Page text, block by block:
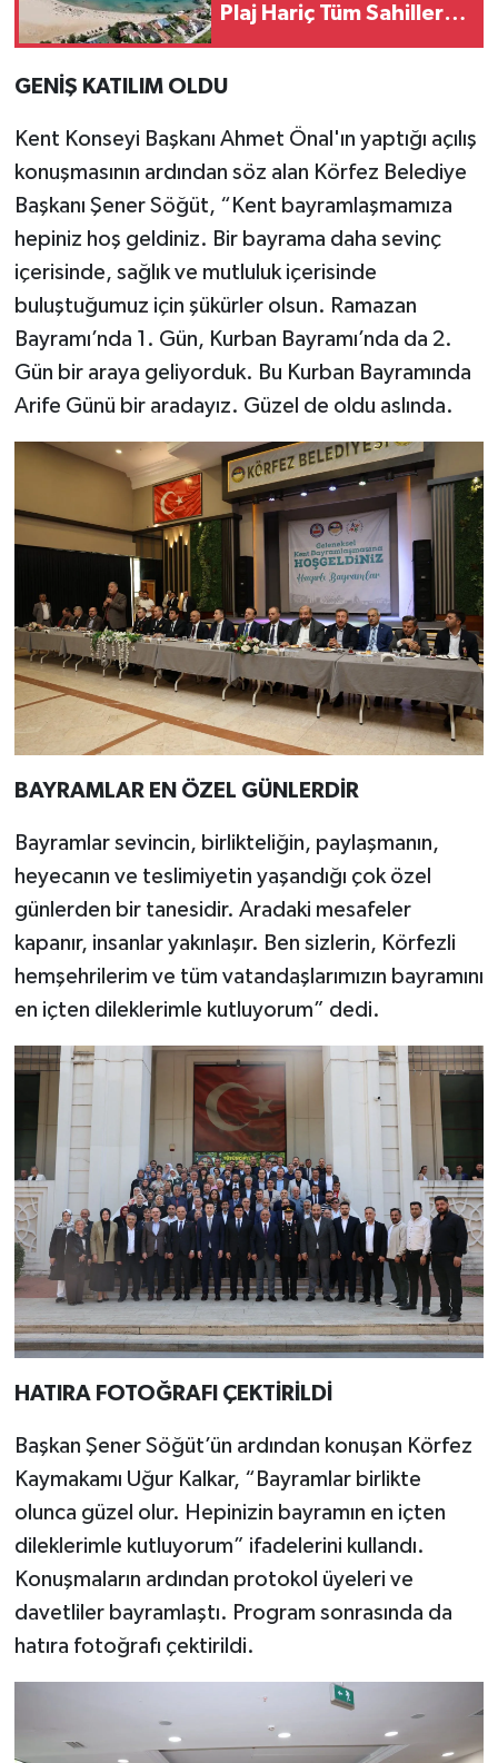
Plaj Hariç Tüm Sahiller
GENİŞ KATILIM OLDU
Kent Konseyi Başkanı Ahmet Önal'ın yaptığı açılış
konuşmasının ardından söz alan Körfez Belediye
Başkanı Şener Söğüt, “Kent bayramlaşmamıza
hepiniz hoş geldiniz. Bir bayrama daha sevinç
içerisinde, sağlık ve mutluluk içerisinde
buluştuğumuz için şükürler olsun. Ramazan
Bayramı’nda 1. Gün, Kurban Bayramı’nda da 2.
Gün bir araya geliyorduk. Bu Kurban Bayramında
Arife Günü bir aradayız. Güzel de oldu aslında.
BAYRAMLAR EN ÖZEL GÜNLERDİR
Bayramlar sevincin, birlikteliğin, paylaşmanın,
heyecanın ve teslimiyetin yaşandığı çok özel
günlerden bir tanesidir. Aradaki mesafeler
kapanır, insanlar yakınlaşır. Ben sizlerin, Körfezli
hemşehrilerim ve tüm vatandaşlarımızın bayramını
en içten dileklerimle kutluyorum” dedi.
HATIRA FOTOĞRAFI ÇEKTİRİLDİ
Başkan Şener Söğüt’ün ardından konuşan Körfez
Kaymakamı Uğur Kalkar, “Bayramlar birlikte
olunca güzel olur. Hepinizin bayramın en içten
dileklerimle kutluyorum” ifadelerini kullandı.
Konuşmaların ardından protokol üyeleri ve
davetliler bayramlaştı. Program sonrasında da
hatıra fotoğrafı çektirildi.